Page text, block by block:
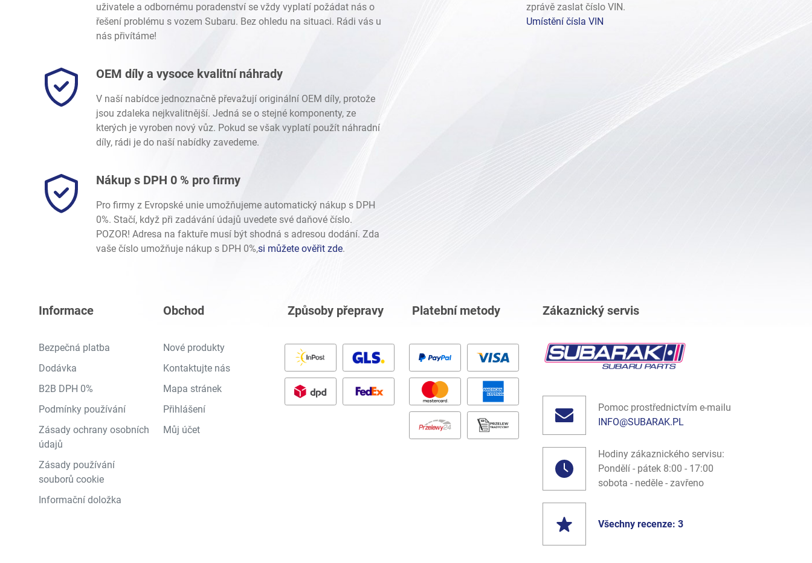
uživatele a odbornému poradenství se vždy vyplatí požádat nás o
řešení problému s vozem Subaru. Bez ohledu na situaci. Rádi vás u
nás přivítáme!
OEM díly a vysoce kvalitní náhrady
V naší nabídce jednoznačně převažují originální OEM díly, protože
jsou zdaleka nejkvalitnější. Jedná se o stejné komponenty, ze
kterých je vyroben nový vůz. Pokud se však vyplatí použít náhradní
díly, rádi je do naší nabídky zavedeme.
Nákup s DPH 0 % pro firmy
Pro firmy z Evropské unie umožňujeme automatický nákup s DPH
0%. Stačí, když při zadávání údajů uvedete své daňové číslo.
POZOR! Adresa na faktuře musí být shodná s adresou dodání. Zda
vaše číslo umožňuje nákup s DPH 0%,si můžete ověřit zde.
zprávě zaslat číslo VIN.
Umístění čísla VIN
Informace
Bezpečná platba
Dodávka
B2B DPH 0%
Podmínky používání
Zásady ochrany osobních
údajů
Zásady používání
souborů cookie
Informační doložka
Obchod
Nové produkty
Kontaktujte nás
Mapa stránek
Přihlášení
Můj účet
Způsoby přepravy Platební metody Zákaznický servis
Pomoc prostřednictvím e-mailu
INFO@SUBARAK.PL
Hodiny zákaznického servisu:
Pondělí - pátek 8:00 - 17:00
sobota - neděle - zavřeno
Všechny recenze: 3